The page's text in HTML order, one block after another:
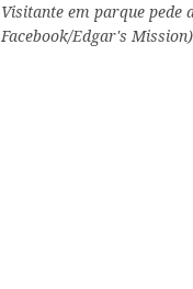
Visitante em parque
Facebook/Edgar's Mission)